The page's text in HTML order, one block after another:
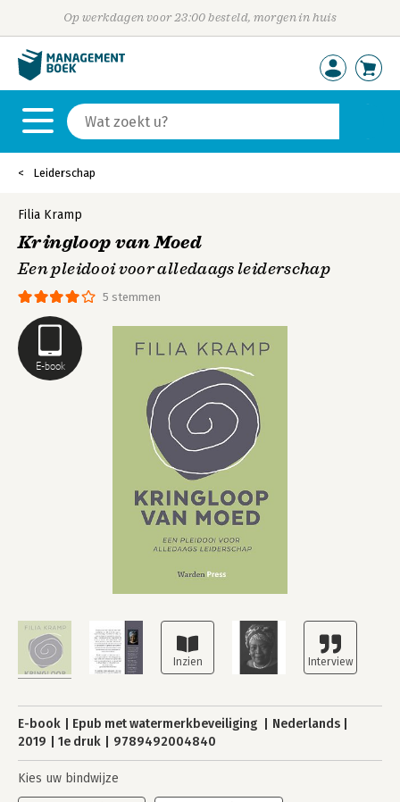
Op werkdagen voor 23:00 besteld, morgen in huis
Leiderschap
E-book
5 stemmen
Filia Kramp
Kringloop van Moed
Een pleidooi voor alledaags leiderschap
E-book Epub met watermerkbeveiliging
Nederlands
2019
1e druk 9789492004840
Kies uw bindwijze